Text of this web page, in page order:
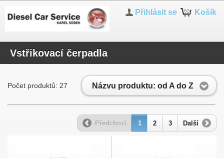
Košík
Přihlásit se
Vstřikovací čerpadla
Názvu produktu: od A do Z
Počet produktů: 27
Předchozí 1 2 3 Další